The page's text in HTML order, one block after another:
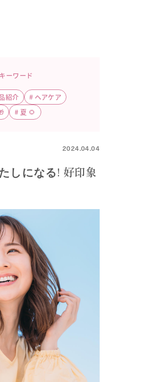
ーワード
紹介 # ヘアケア
# 夏 🌻
2024.04.04
しになる! 好印象